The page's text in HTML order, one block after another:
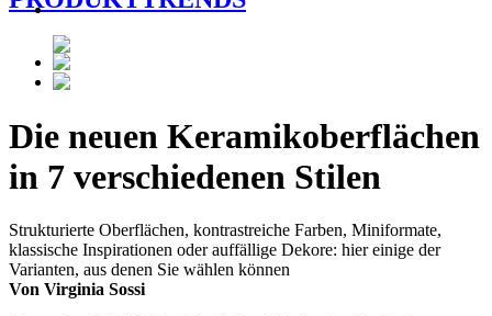
Die neuen Keramikoberflächen
in 7 verschiedenen Stilen
Strukturierte Oberflächen, kontrastreiche Farben, Miniformate,
klassische Inspirationen oder auffällige Dekore: hier einige der
Varianten, aus denen Sie wählen können
Von Virginia Sossi